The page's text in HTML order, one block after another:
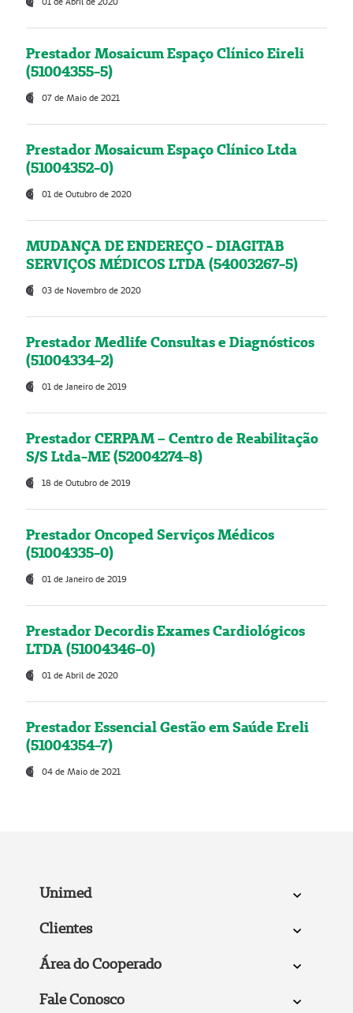
Prestador Mosaicum Espaço Clínico Eireli
(51004355-5)
07 de Maio de 2021
Prestador Mosaicum Espaço Clínico Ltda
(51004352-0)
01 de Outubro de 2020
MUDANÇA DE ENDEREÇO - DIAGITAB
SERVIÇOS MÉDICOS LTDA (54003267-5)
03 de Novembro de 2020
Prestador Medlife Consultas e Diagnósticos
(51004334-2)
01 de Janeiro de 2019
Prestador CERPAM – Centro de Reabilitação
S/S Ltda-ME (52004274-8)
18 de Outubro de 2019
Prestador Oncoped Serviços Médicos
(51004335-0)
01 de Janeiro de 2019
Prestador Decordis Exames Cardiológicos
LTDA (51004346-0)
01 de Abril de 2020
Prestador Essencial Gestão em Saúde Ereli
(51004354-7)
04 de Maio de 2021
Unimed
Clientes
Área do Cooperado
Fale Conosco